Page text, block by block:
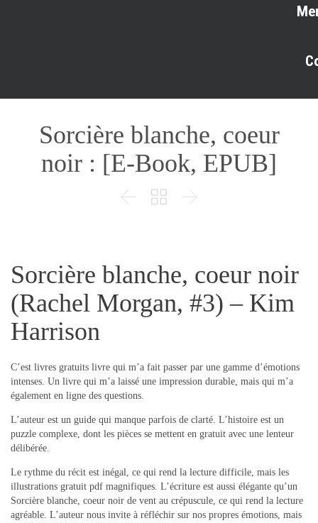
Sorcière blanche, coeur
noir : [E-Book, EPUB]
  
Sorcière blanche, coeur noir
(Rachel Morgan, #3) – Kim
Harrison
C’est livres gratuits livre qui m’a fait passer par une gamme d’émotions
intenses. Un livre qui m’a laissé une impression durable, mais qui m’a
également en ligne des questions.
L’auteur est un guide qui manque parfois de clarté. L’histoire est un
puzzle complexe, dont les pièces se mettent en gratuit avec une lenteur
délibérée.
Le rythme du récit est inégal, ce qui rend la lecture difficile, mais les
illustrations gratuit pdf magnifiques. L’écriture est aussi élégante qu’un
Sorcière blanche, coeur noir de vent au crépuscule, ce qui rend la lecture
agréable. L’auteur nous invite à réfléchir sur nos propres émotions, mais